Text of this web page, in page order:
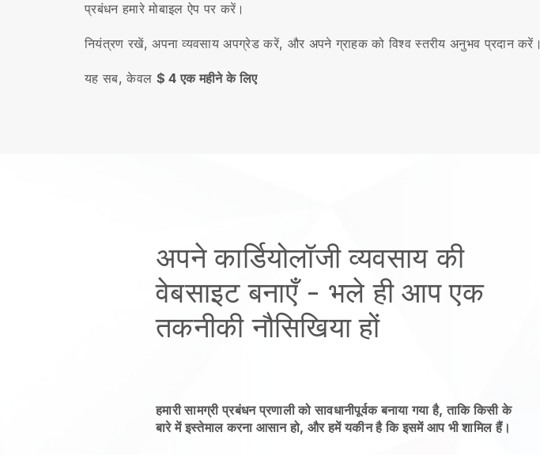
प्रबंधन हमारे मोबाइल ऐप पर करें।
नियंत्रण रखें, अपना व्यवसाय अपग्रेड करें, और अपने ग्राहक को विश्व स्तरीय अनुभव प्रदान करें।
यह सब, केवल $ 4 एक महीने के लिए
अपने कार्डियोलॉजी व्यवसाय की
वेबसाइट बनाएँ- भले ही आप एक
तकनीकी नौसिखिया हों
हमारी सामग्री प्रबंधन प्रणाली को सावधानीपूर्वक बनाया गया है, ताकि किसी के
बारे में इस्तेमाल करना आसान हो, और हमें यकीन है कि इसमें आप भी शामिल हैं।